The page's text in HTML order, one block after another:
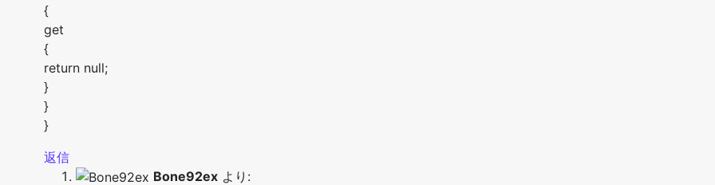
{
get
{
return null;
}
}
}
返信
Bone92ex より: